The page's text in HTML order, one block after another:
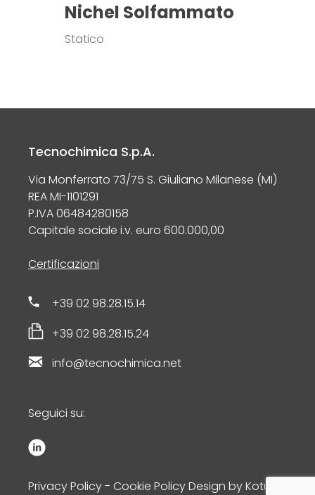
Nichel Solfammato
Statico
Tecnochimica S.p.A.
Via Monferrato 73/75 S. Giuliano Milanese (MI)
REA MI-1101291
P.IVA 06484280158
Capitale sociale i.v. euro 600.000,00
Certificazioni
+39 02 98.28.15.14
+39 02 98.28.15.24
info@tecnochimica.net
Seguici su:
Privacy Policy- Cookie PolicyDesign byKotuko